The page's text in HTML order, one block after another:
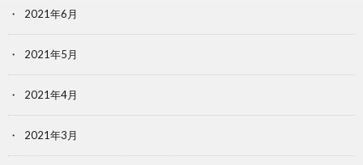
2021年6月
2021年5月
2021年4月
2021年3月